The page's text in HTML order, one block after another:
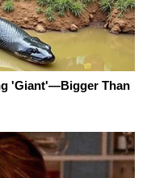
'Giant'—Bigger Than